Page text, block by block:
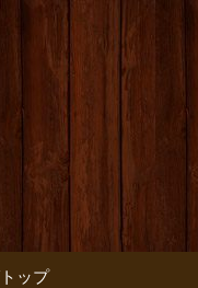
コ
せ
ップ